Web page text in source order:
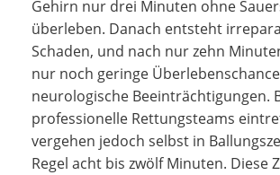
Gehirn nur drei Minuten ohne
überleben. Danach entsteht
Schaden, und nach nur zehn
nur noch geringe
neurologische Beeinträchtigungen.
professionelle Rettungsteams
vergehen jedoch selbst in
Regel acht bis zwölf Minuten. Diese